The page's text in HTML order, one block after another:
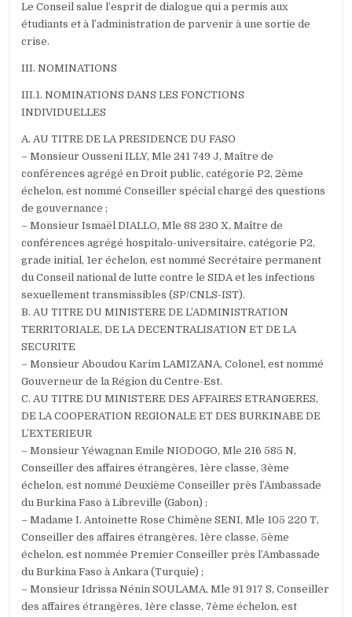
Le Conseil salue l’esprit de dialogue qui a permis aux
étudiants et à l’administration de parvenir à une sortie de
crise.
III. NOMINATIONS
III.1. NOMINATIONS DANS LES FONCTIONS
INDIVIDUELLES
A. AU TITRE DE LA PRESIDENCE DU FASO
– Monsieur Ousseni ILLY, Mle 241 749 J, Maître de
conférences agrégé en Droit public, catégorie P2, 2ème
échelon, est nommé Conseiller spécial chargé des questions
de gouvernance ;
– Monsieur Ismaël DIALLO, Mle 88 230 X, Maître de
conférences agrégé hospitalo-universitaire, catégorie P2,
grade initial, 1er échelon, est nommé Secrétaire permanent
du Conseil national de lutte contre le SIDA et les infections
sexuellement transmissibles (SP/CNLS-IST).
B. AU TITRE DU MINISTERE DE L’ADMINISTRATION
TERRITORIALE, DE LA DECENTRALISATION ET DE LA
SECURITE
– Monsieur Aboudou Karim LAMIZANA, Colonel, est nommé
Gouverneur de la Région du Centre-Est.
C. AU TITRE DU MINISTERE DES AFFAIRES ETRANGERES,
DE LA COOPERATION REGIONALE ET DES BURKINABE DE
L’EXTERIEUR
– Monsieur Yéwagnan Emile NIODOGO, Mle 216 585 N,
Conseiller des affaires étrangères, 1ère classe, 3ème
échelon, est nommé Deuxième Conseiller près l’Ambassade
du Burkina Faso à Libreville (Gabon) ;
– Madame I. Antoinette Rose Chimène SENI, Mle 105 220 T,
Conseiller des affaires étrangères, 1ère classe, 5ème
échelon, est nommée Premier Conseiller près l’Ambassade
du Burkina Faso à Ankara (Turquie) ;
– Monsieur Idrissa Nénin SOULAMA, Mle 91 917 S, Conseiller
des affaires étrangères, 1ère classe, 7ème échelon, est